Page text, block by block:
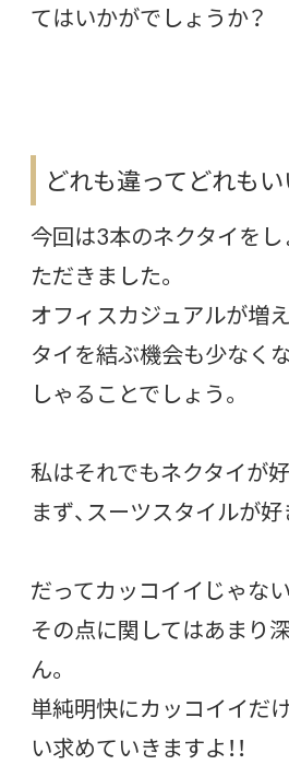
てはいかがでしょうか？
どれも違ってどれもい
今回は3本のネクタイを
ただきました。
オフィスカジュアルが増
タイを結ぶ機会も少なく
しゃることでしょう。
私はそれでもネクタイが好
まず、スーツスタイルが好
だってカッコイイじゃない
その点に関してはあまり
ん。
単純明快にカッコイイだ
い求めていきますよ！！